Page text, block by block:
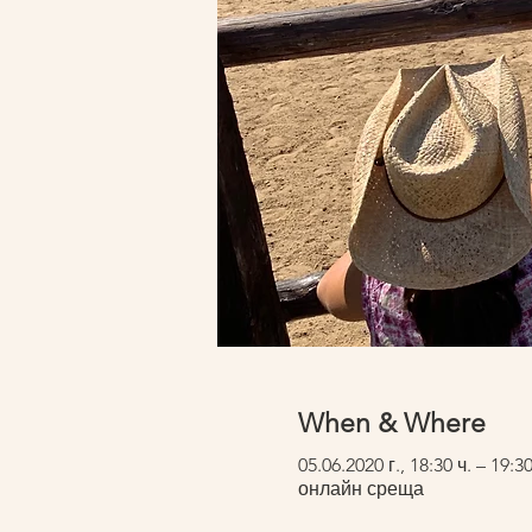
When & Where
05.06.2020 г., 18:30 ч. – 19:30
онлайн среща